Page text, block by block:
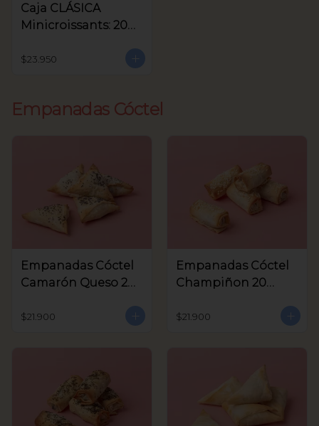
Caja CLÁSICA
Minicroissants: 20
$23.950
Empanadas Cóctel
Empanadas Cóctel
Camarón Queso 20
$21.900
Empanadas Cóctel
Champiñon 20
$21.900